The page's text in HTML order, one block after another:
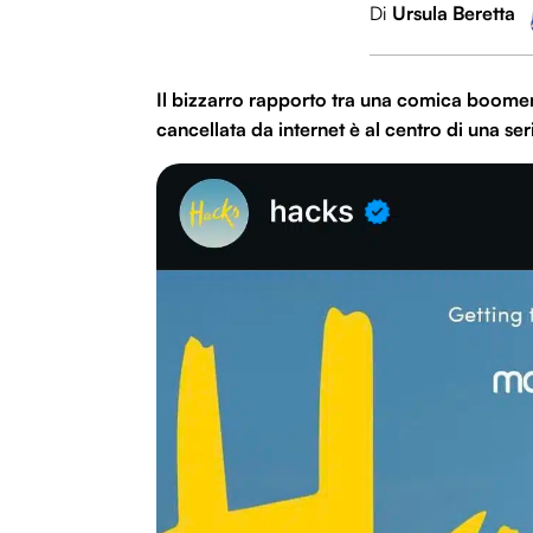
Di Ursula Beretta
Il bizzarro rapporto tra una comica
cancellata da internet è al centro di una